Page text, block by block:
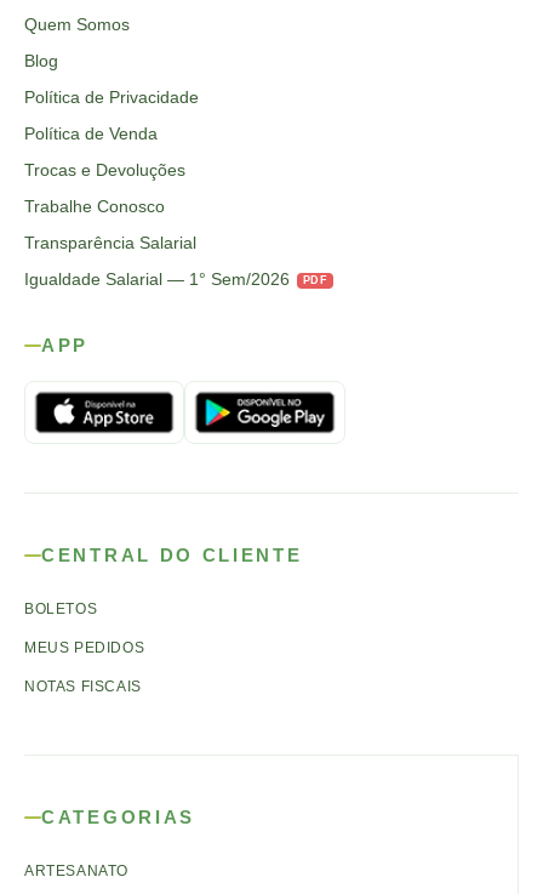
Quem Somos
Blog
Política de Privacidade
Política de Venda
Trocas e Devoluções
Trabalhe Conosco
Transparência Salarial
Igualdade Salarial — 1° Sem/2026
PDF
APP
CENTRAL DO CLIENTE
BOLETOS
MEUS PEDIDOS
NOTAS FISCAIS
CATEGORIAS
ARTESANATO